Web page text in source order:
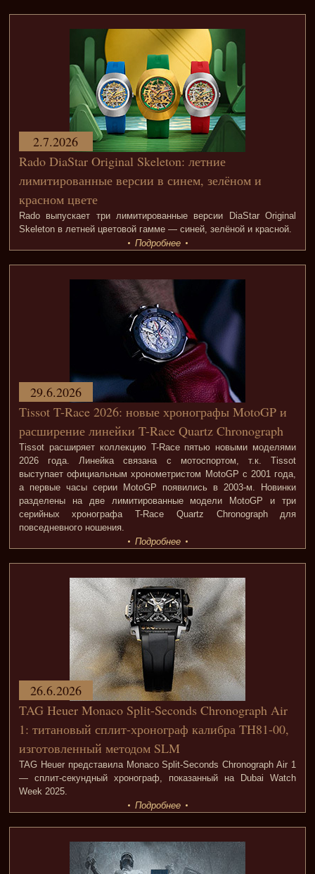
Rado DiaStar Original Skeleton: летние
лимитированные версии в синем, зелёном и
красном цвете
Rado выпускает три лимитированные версии DiaStar Original
Skeleton в летней цветовой гамме — синей, зелёной и красной.
2.7.2026
Подробнее
Tissot T-Race 2026: новые хронографы MotoGP и
расширение линейки T-Race Quartz Chronograph
Tissot расширяет коллекцию T-Race пятью новыми моделями
2026 года. Линейка связана с мотоспортом, т.к. Tissot
выступает официальным хронометристом MotoGP с 2001 года,
а первые часы серии MotoGP появились в 2003-м. Новинки
разделены на две лимитированные модели MotoGP и три
серийных хронографа T-Race Quartz Chronograph для
повседневного ношения.
29.6.2026
Подробнее
TAG Heuer Monaco Split-Seconds Chronograph Air
1: титановый сплит-хронограф калибра TH81-00,
изготовленный методом SLM
TAG Heuer представила Monaco Split-Seconds Chronograph Air 1
— сплит-секундный хронограф, показанный на Dubai Watch
Week 2025.
26.6.2026
Подробнее